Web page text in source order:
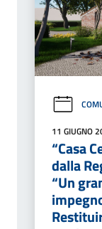
11 GIUGNO
“Casa
dalla
“Un